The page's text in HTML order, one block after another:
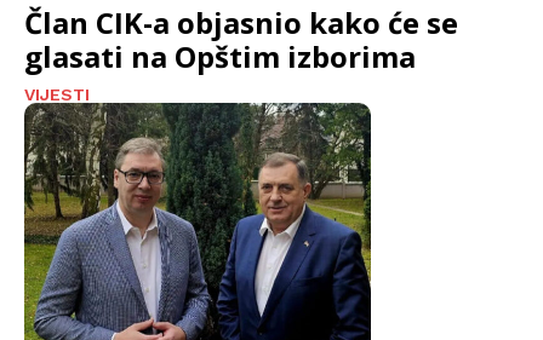
Član CIK-a objasnio kako će se
glasati na Opštim izborima
VIJESTI